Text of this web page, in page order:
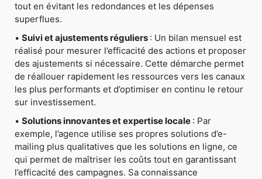
tout en évitant les redondances et les dépenses
superflues.
• Suivi et ajustements réguliers : Un bilan mensuel est
réalisé pour mesurer l’efficacité des actions et proposer
des ajustements si nécessaire. Cette démarche permet
de réallouer rapidement les ressources vers les canaux
les plus performants et d’optimiser en continu le retour
sur investissement.
• Solutions innovantes et expertise locale : Par
exemple, l’agence utilise ses propres solutions d’e-
mailing plus qualitatives que les solutions en ligne, ce
qui permet de maîtriser les coûts tout en garantissant
l’efficacité des campagnes. Sa connaissance